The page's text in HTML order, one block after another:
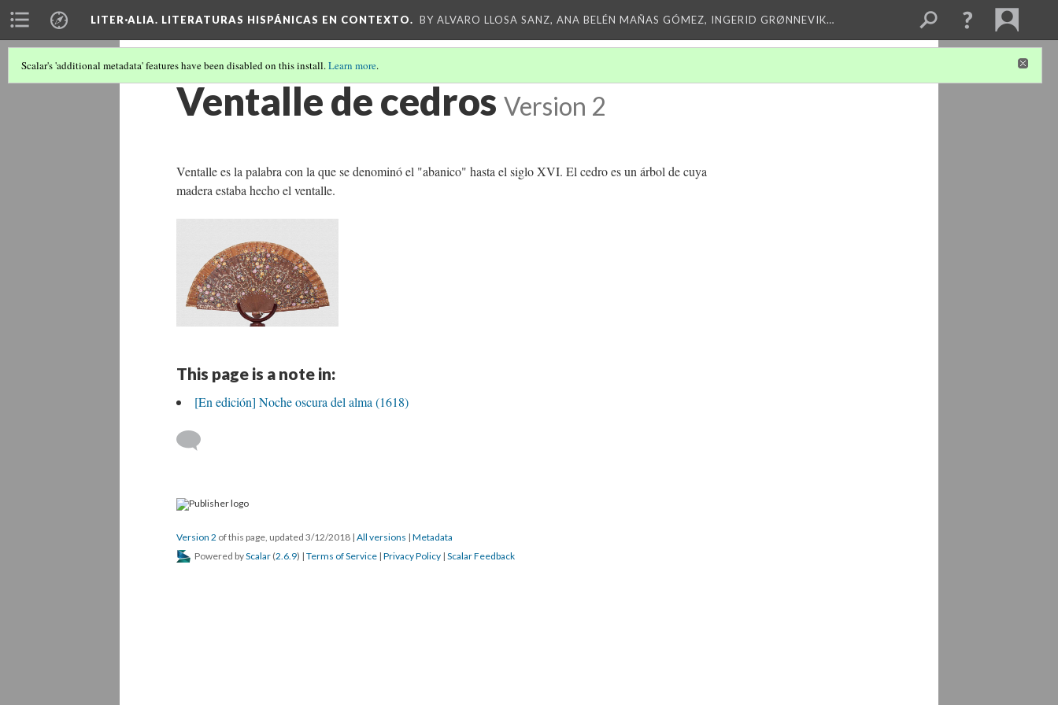
LITER·ALIA. LITERATURAS HISPÁNICAS EN CONTEXTO. BY ALVARO LLOSA SANZ, ANA BELÉN MAÑAS GÓMEZ, INGERID GRØNNEVIK…
Scalar's 'additional metadata' features have been disabled on this install.Learn more.
Ventalle de cedros Version 2
Ventalle es la palabra con la que se denominó el "abanico" hasta el siglo XVI. El cedro es un árbol de cuya
madera estaba hecho el ventalle.
This page is a note in:
[En edición] Noche oscura del alma (1618)
Version 2 of this page, updated 3/12/2018 | All versions | Metadata
Powered byScalar (2.6.9) | Terms of Service | Privacy Policy | Scalar Feedback